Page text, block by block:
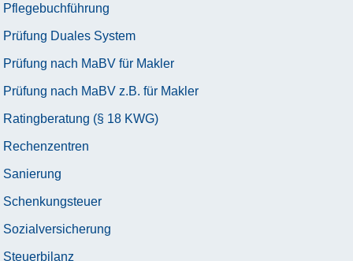
Pflegebuchführung
Prüfung Duales System
Prüfung nach MaBV für Makler
Prüfung nach MaBV z.B. für Makler
Ratingberatung (§ 18 KWG)
Rechenzentren
Sanierung
Schenkungsteuer
Sozialversicherung
Steuerbilanz